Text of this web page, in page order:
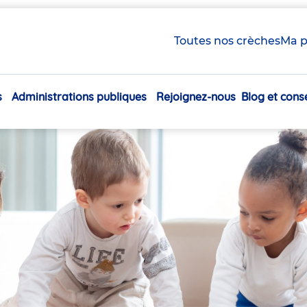
Toutes nos crèchesMa
Navigation
Administrations publiques Rejoignez-nous Blog et